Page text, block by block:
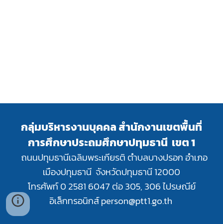
กลุ่มบริหารงานบุคคล สำนักงานเขตพื้นที่
การศึกษาประถมศึกษาปทุมธานี เขต 1
ถนนปทุมธานีเฉลิมพระเกียรติ ตำบลบางปรอก อำเภอ
เมืองปทุมธานี จังหวัดปทุมธานี 12000
โทรศัพท์ 0 2581 6047 ต่อ 305, 306 ไปรษณีย์
อิเล็กทรอนิกส์ person@ptt1.go.th